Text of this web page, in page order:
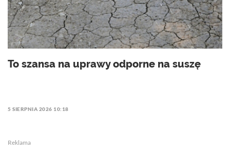
To szansa na uprawy odporne na suszę
5 SIERPNIA 2026 10:18
Reklama